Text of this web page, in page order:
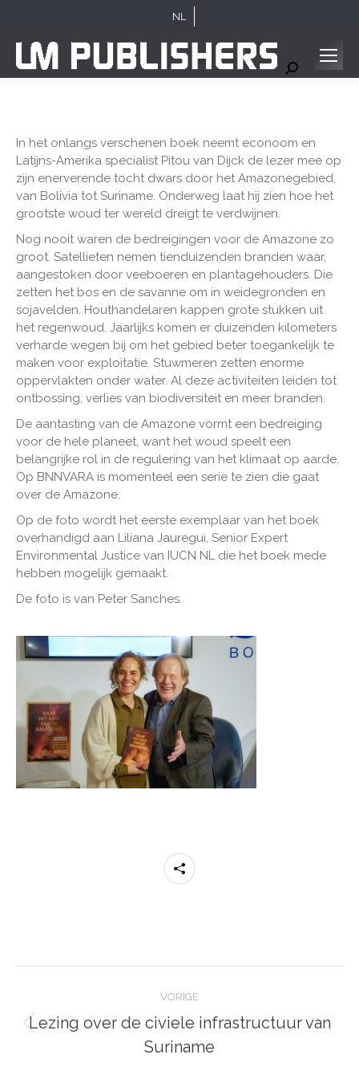
NL
Search:
In het onlangs verschenen boek neemt econoom en
Latijns-Amerika specialist Pitou van Dijck de lezer mee op
zijn enerverende tocht dwars door het Amazonegebied,
van Bolivia tot Suriname. Onderweg laat hij zien hoe het
grootste woud ter wereld dreigt te verdwijnen.
Nog nooit waren de bedreigingen voor de Amazone zo
groot. Satellieten nemen tienduizenden branden waar,
aangestoken door veeboeren en plantagehouders. Die
zetten het bos en de savanne om in weidegronden en
sojavelden. Houthandelaren kappen grote stukken uit
het regenwoud. Jaarlijks komen er duizenden kilometers
verharde wegen bij om het gebied beter toegankelijk te
maken voor exploitatie. Stuwmeren zetten enorme
oppervlakten onder water. Al deze activiteiten leiden tot
ontbossing, verlies van biodiversiteit en meer branden.
De aantasting van de Amazone vormt een bedreiging
voor de hele planeet, want het woud speelt een
belangrijke rol in de regulering van het klimaat op aarde.
Op BNNVARA is momenteel een serie te zien die gaat
over de Amazone.
Op de foto wordt het eerste exemplaar van het boek
overhandigd aan Liliana Jauregui, Senior Expert
Environmental Justice van IUCN NL die het boek mede
hebben mogelijk gemaakt.
De foto is van Peter Sanches.
VORIGE
Previous
post:
Lezing over de civiele infrastructuur van
Suriname